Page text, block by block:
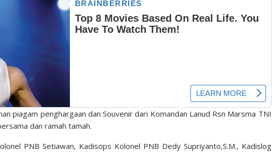
piagam penghargaan dan Souvenir dari Komandan Lanud Rsn Marsma TNI
dan ramah tamah.
PNB Setiawan, Kadisops Kolonel PNB Dedy Supriyanto,S.M., Kadislog